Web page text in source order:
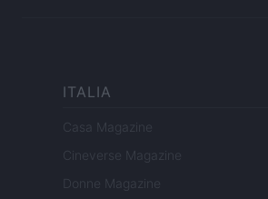
ITALIA
Casa Magazine
Cineverse Magazine
Donne Magazine